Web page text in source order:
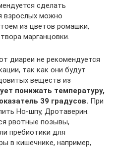
сделать
взрослых можно
из цветов ромашки,
марганцовки.
диареи не рекомендуется
так как они будут
веществ из
понижать температуру,
39 градусов. При
Но-шпу, Дротаверин.
рвотные позывы,
пребиотики для
в кишечнике, например,